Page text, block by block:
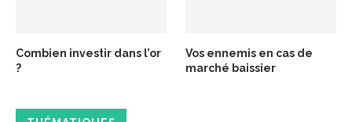
Combien investir dans l’or
?
Vos ennemis en cas de
marché baissier